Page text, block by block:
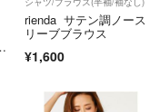
rienda サテン調ノース
リーブブラウス
¥1,600